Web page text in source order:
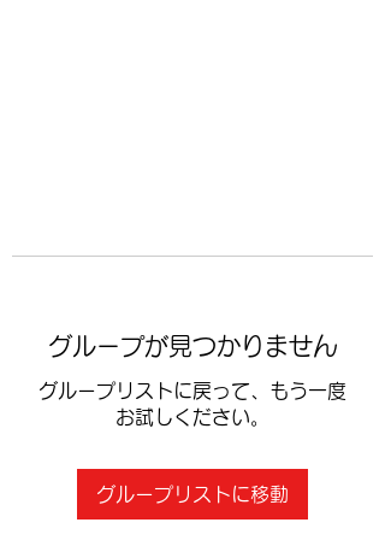
グループが見つかりません
グループリストに戻って、もう一度
お試しください。
グループリストに移動